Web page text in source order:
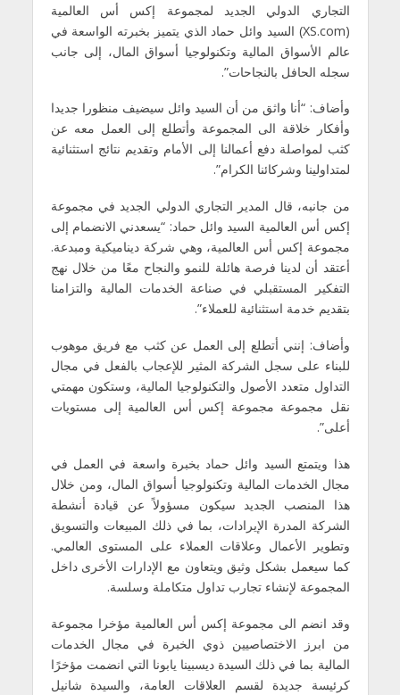
التجاري الدولي الجديد لمجموعة إكس أس العالمية
(XS.com) السيد وائل حماد الذي يتميز بخبرته الواسعة في
عالم الأسواق المالية وتكنولوجيا أسواق المال، إلى جانب
سجله الحافل بالنجاحات”.
وأضاف: “أنا واثق من أن السيد وائل سيضيف منظورا جديدا
وأفكار خلاقة الى المجموعة وأتطلع إلى العمل معه عن
كثب لمواصلة دفع أعمالنا إلى الأمام وتقديم نتائج استثنائية
لمتداولينا وشركائنا الكرام”.
من جانبه، قال المدير التجاري الدولي الجديد في مجموعة
إكس أس العالمية السيد وائل حماد: “يسعدني الانضمام إلى
مجموعة إكس أس العالمية، وهي شركة ديناميكية ومبدعة.
أعتقد أن لدينا فرصة هائلة للنمو والنجاح معًا من خلال نهج
التفكير المستقبلي في صناعة الخدمات المالية والتزامنا
بتقديم خدمة استثنائية للعملاء”.
وأضاف: إنني أتطلع إلى العمل عن كثب مع فريق موهوب
للبناء على سجل الشركة المثير للإعجاب بالفعل في مجال
التداول متعدد الأصول والتكنولوجيا المالية، وستكون مهمتي
نقل مجموعة مجموعة إكس أس العالمية إلى مستويات
أعلى”.
هذا ويتمتع السيد وائل حماد بخبرة واسعة في العمل في
مجال الخدمات المالية وتكنولوجيا أسواق المال، ومن خلال
هذا المنصب الجديد سيكون مسؤولاً عن قيادة أنشطة
الشركة المدرة الإيرادات، بما في ذلك المبيعات والتسويق
وتطوير الأعمال وعلاقات العملاء على المستوى العالمي.
كما سيعمل بشكل وثيق ويتعاون مع الإدارات الأخرى داخل
المجموعة لإنشاء تجارب تداول متكاملة وسلسة.
وقد انضم الى مجموعة إكس أس العالمية مؤخرا مجموعة
من ابرز الاختصاصيين ذوي الخبرة في مجال الخدمات
المالية بما في ذلك السيدة ديسبينا يابونا التي انضمت مؤخرًا
كرئيسة جديدة لقسم العلاقات العامة، والسيدة شانيل